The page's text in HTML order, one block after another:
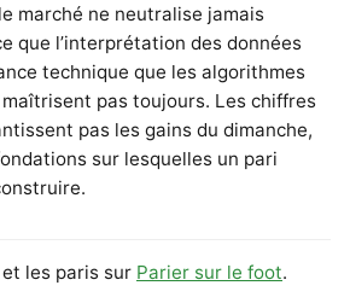
marché ne neutralise jamais
que l’interprétation des données
technique que les algorithmes
pas toujours. Les chiffres
pas les gains du dimanche,
sur lesquelles un pari
les paris sur Parier sur le foot.